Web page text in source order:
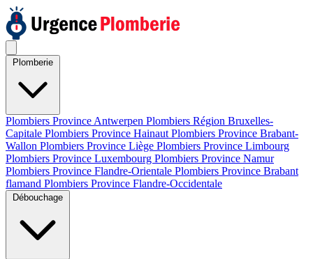
Plombiers Province Antwerpen Plombiers Région Bruxelles-
Capitale Plombiers Province Hainaut Plombiers Province Brabant-
Wallon Plombiers Province Liège Plombiers Province Limbourg
Plombiers Province Luxembourg Plombiers Province Namur
Plombiers Province Flandre-Orientale Plombiers Province Brabant
flamand Plombiers Province Flandre-Occidentale